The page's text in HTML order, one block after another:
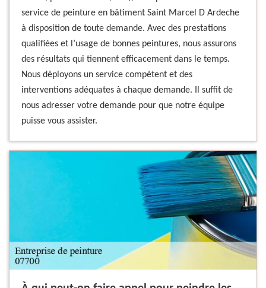
service de peinture en bâtiment Saint Marcel D Ardeche
à disposition de toute demande. Avec des prestations
qualifiées et l’usage de bonnes peintures, nous assurons
des résultats qui tiennent efficacement dans le temps.
Nous déployons un service compétent et des
interventions adéquates à chaque demande. Il suffit de
nous adresser votre demande pour que notre équipe
puisse vous assister.